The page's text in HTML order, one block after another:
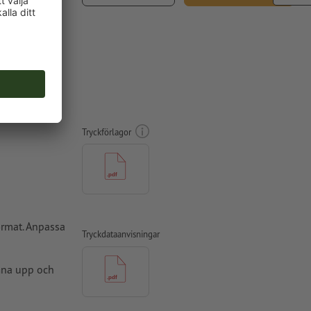
25 % moms
A7,
Anpassa
upp och
Tryckförlagor
Tryckdataanvisningar